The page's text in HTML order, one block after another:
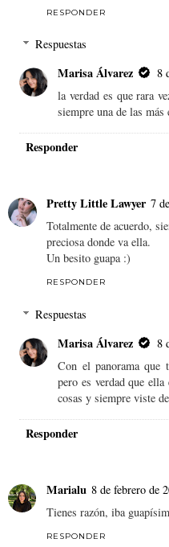
RESPONDER
Respuestas
Marisa Álvarez
8
la verdad es que rara
siempre una de las más
Responder
Pretty Little Lawyer 7
Totalmente de acuerdo,
preciosa donde va ella.
Un besito guapa :)
RESPONDER
Respuestas
Marisa Álvarez
8
Con el panorama que
pero es verdad que
cosas y siempre viste
Responder
Marialu 8 de febrero de
Tienes razón, iba
RESPONDER